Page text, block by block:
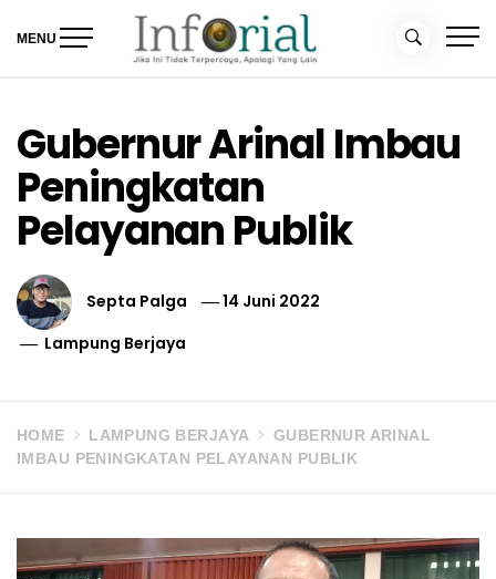
MENU
Gubernur Arinal Imbau
Peningkatan
Pelayanan Publik
Septa Palga
14 Juni 2022
Lampung Berjaya
HOME LAMPUNG BERJAYA
GUBERNUR ARINAL
IMBAU PENINGKATAN PELAYANAN PUBLIK